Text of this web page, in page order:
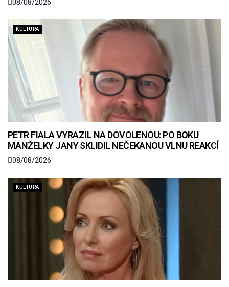
08/08/2026
KULTURA
PETR FIALA VYRAZIL NA DOVOLENOU: PO BOKU
MANŽELKY JANY SKLIDIL NEČEKANOU VLNU REAKCÍ
08/08/2026
KULTURA